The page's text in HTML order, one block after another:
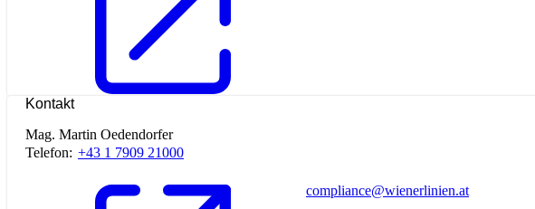
Kontakt
Mag. Martin Oedendorfer
Telefon: +43 1 7909 21000
compliance@wienerlinien.at